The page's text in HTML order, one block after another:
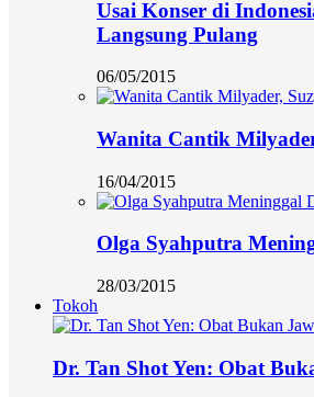
Usai Konser di
Langsung Pulang
06/05/2015
Wanita Cantik
16/04/2015
Olga Syahputra
28/03/2015
Tokoh
Dr. Tan Shot Yen: Obat